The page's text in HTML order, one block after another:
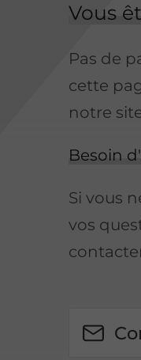
Vous
Pas de
cette
notre
Besoin
Si vous
vos